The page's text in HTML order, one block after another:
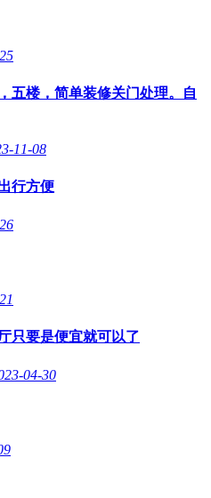
五楼，简单装修关门处理。自
11-08
行方便
只要是便宜就可以了
04-30